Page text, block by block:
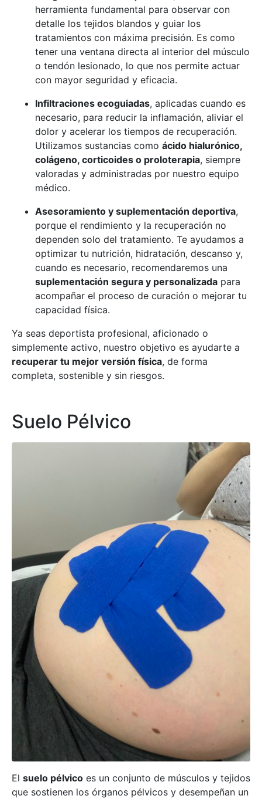
herramienta fundamental para observar con
detalle los tejidos blandos y guiar los
tratamientos con máxima precisión. Es como
tener una ventana directa al interior del músculo
o tendón lesionado, lo que nos permite actuar
con mayor seguridad y eficacia.
Infiltraciones ecoguiadas, aplicadas cuando es
necesario, para reducir la inflamación, aliviar el
dolor y acelerar los tiempos de recuperación.
Utilizamos sustancias como ácido hialurónico,
colágeno, corticoides o proloterapia, siempre
valoradas y administradas por nuestro equipo
médico.
Asesoramiento y suplementación deportiva,
porque el rendimiento y la recuperación no
dependen solo del tratamiento. Te ayudamos a
optimizar tu nutrición, hidratación, descanso y,
cuando es necesario, recomendaremos una
suplementación segura y personalizada para
acompañar el proceso de curación o mejorar tu
capacidad física.
Ya seas deportista profesional, aficionado o
simplemente activo, nuestro objetivo es ayudarte a
recuperar tu mejor versión física, de forma
completa, sostenible y sin riesgos.
Suelo Pélvico
El suelo pélvico es un conjunto de músculos y tejidos
que sostienen los órganos pélvicos y desempeñan un